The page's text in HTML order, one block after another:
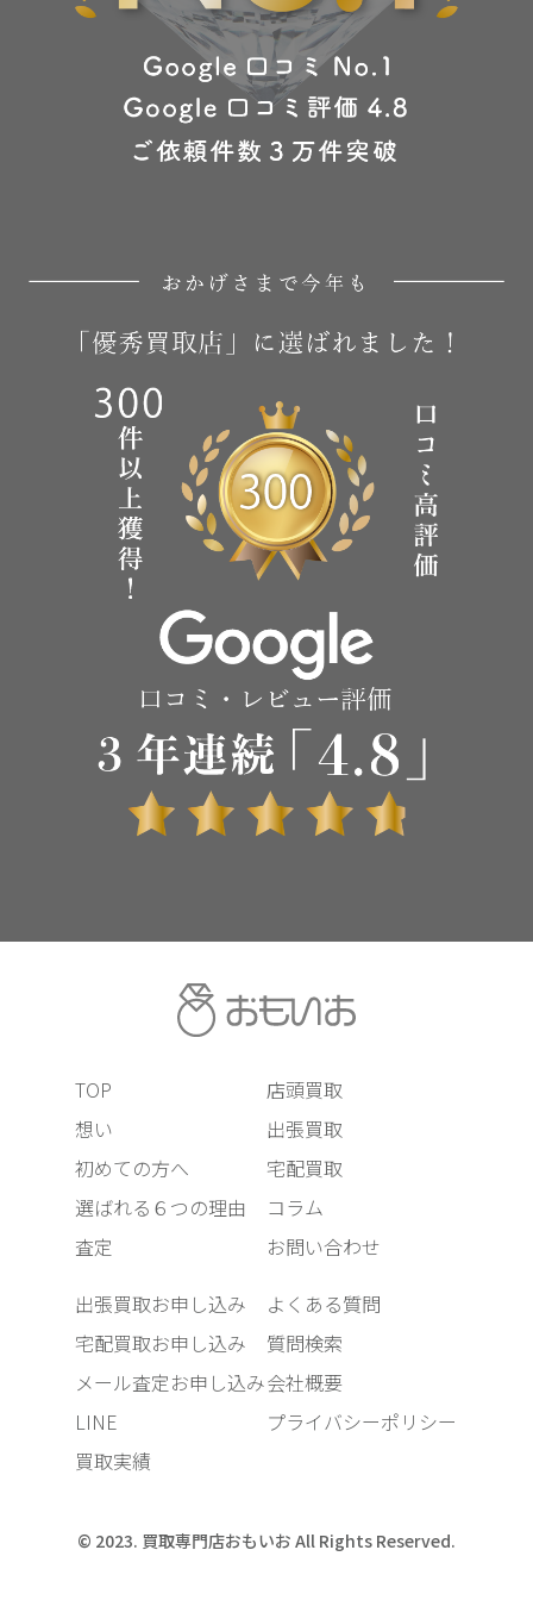
TOP
想い
初めての方へ
選ばれる６つの理由
査定
店頭買取
出張買取
宅配買取
コラム
お問い合わせ
出張買取お申し込み
宅配買取お申し込み
メール査定お申し込み
LINE
買取実績
よくある質問
質問検索
会社概要
プライバシーポリシー
© 2023. 買取専門店おもいお All Rights Reserved.